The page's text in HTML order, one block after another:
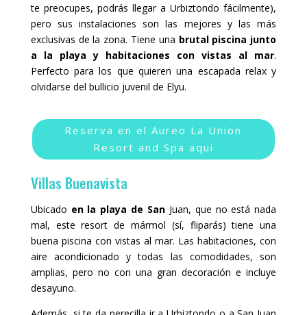
te preocupes, podrás llegar a Urbiztondo fácilmente),
pero sus instalaciones son las mejores y las más
exclusivas de la zona. Tiene una brutal piscina junto
a la playa y habitaciones con vistas al mar.
Perfecto para los que quieren una escapada relax y
olvidarse del bullicio juvenil de Elyu.
Reserva en el Aureo La Union
Resort and Spa aquí
Villas Buenavista
Ubicado en la playa de San Juan, que no está nada
mal, este resort de mármol (sí, fliparás) tiene una
buena piscina con vistas al mar. Las habitaciones, con
aire acondicionado y todas las comodidades, son
amplias, pero no con una gran decoración e incluye
desayuno.